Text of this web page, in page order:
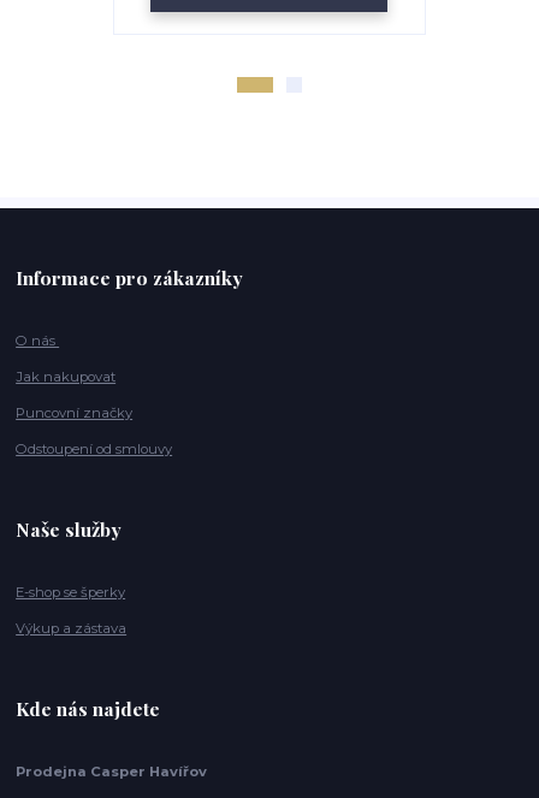
Informace pro zákazníky
O nás
Jak nakupovat
Puncovní značky
Odstoupení od smlouvy
Naše služby
E-shop se šperky
Výkup a zástava
Kde nás najdete
Prodejna Casper Havířov